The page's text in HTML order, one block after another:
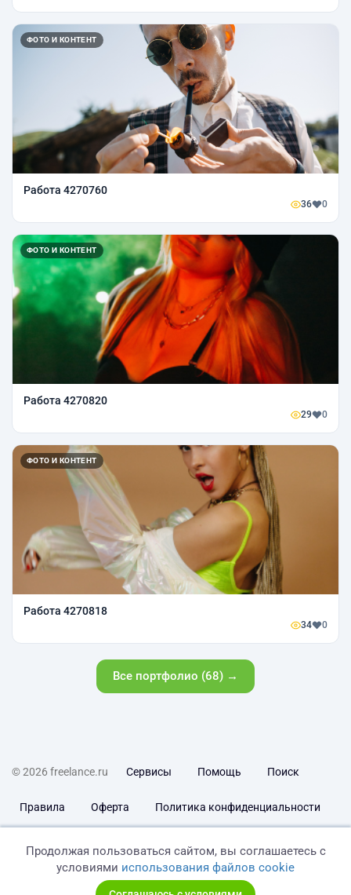
ФОТО И КОНТЕНТ
Работа 4270760
36 0
ФОТО И КОНТЕНТ
Работа 4270820
29 0
ФОТО И КОНТЕНТ
Работа 4270818
34 0
Все портфолио (68) →
© 2026 freelance.ru Сервисы Помощь Поиск
Правила Оферта Политика конфиденциальности
Продолжая пользоваться сайтом, вы соглашаетесь с
условиями использования файлов cookie